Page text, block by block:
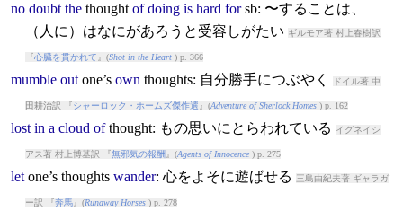
no doubt the thought of doing is hard forsb: 〜することは、
（人に）はなにがあろうと受容しがたい ギルモア著 村上春樹訳
『心臓を貫かれて 』(Shot in the Heart) p. 366
mumble outone’s own thoughts: 自分勝手につぶやく ドイル著 中
田耕治訳 『シャーロック・ホームズ傑作選 』(Adventure of Sherlock Homes) p. 162
lost in a cloud of thought: もの思いにとらわれている イグネイシ
アス著 村上博基訳 『無邪気の報酬 』(Agents of Innocence) p. 275
letone’s thoughts wander: 心をよそに遊ばせる 三島由紀夫著 ギャラガ
ー訳 『奔馬』(Runaway Horses) p. 278